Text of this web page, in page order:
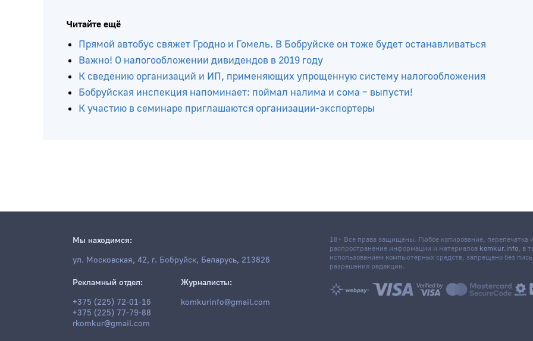
Читайте ещё
Прямой автобус свяжет Гродно и Гомель. В Бобруйске он тоже будет останавливаться
Важно! О налогообложении дивидендов в 2019 году
К сведению организаций и ИП, применяющих упрощенную систему налогообложения
Бобруйская инспекция напоминает: поймал налима и сома – выпусти!
К участию в семинаре приглашаются организации-экспортеры
Мы находимся:
ул. Московская, 42, г. Бобруйск, Беларусь, 213826
Рекламный отдел:
+375 (225) 72-01-16
+375 (225) 77-79-88
rkomkur@gmail.com
Журналисты:
komkurinfo@gmail.com
18+ Все права защищены. Любое копирование, перепечатка
распространение информации и материалов komkur.info, в
использованием компьютерных средств, запрещено без
разрешения редакции.